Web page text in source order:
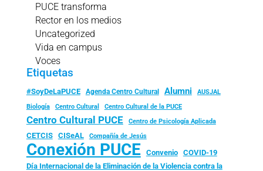
PUCE transforma
Rector en los medios
Uncategorized
Vida en campus
Voces
Etiquetas
#SoyDeLaPUCE Agenda Centro Cultural Alumni
AUSJAL
Biología
Centro Cultural Centro Cultural de la PUCE
Centro Cultural PUCE Centro de Psicología Aplicada
CETCIS CISeAL Compañía de Jesús
Conexión PUCE Convenio
COVID-19
Día Internacional de la Eliminación de la Violencia contra la